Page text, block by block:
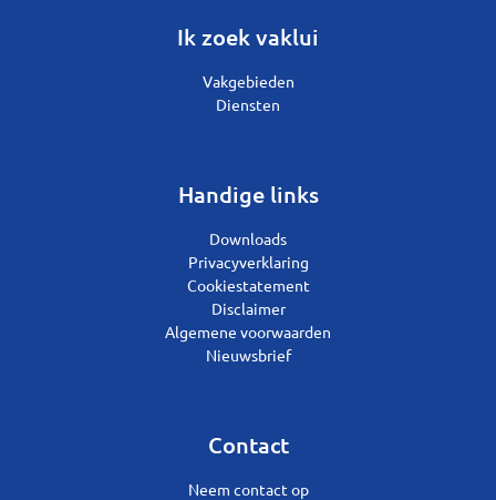
Ik zoek vaklui
Vakgebieden
Diensten
Handige links
Downloads
Privacyverklaring
Cookiestatement
Disclaimer
Algemene voorwaarden
Nieuwsbrief
Contact
Neem contact op